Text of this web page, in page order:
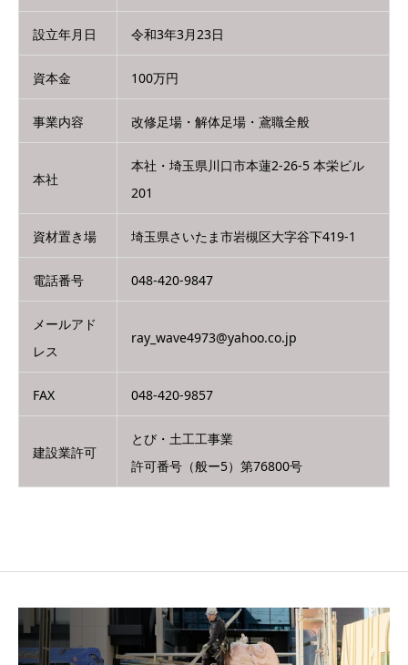
設立年月日 令和3年3月23日
資本金 100万円
事業内容 改修足場・解体足場・鳶職全般
本社
本社・埼玉県川口市本蓮2-26-5 本栄ビル
201
資材置き場 埼玉県さいたま市岩槻区大字谷下419-1
電話番号 048-420-9847
メールアド
レス
ray_wave4973@yahoo.co.jp
FAX 048-420-9857
建設業許可
とび・土工工事業
許可番号（般ー5）第76800号